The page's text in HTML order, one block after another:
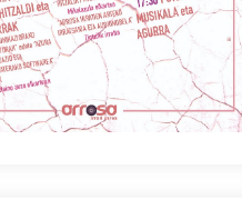
Arrosaren laburpen bideoa
Hamaika Telebistaren eskutik
2021/06/30